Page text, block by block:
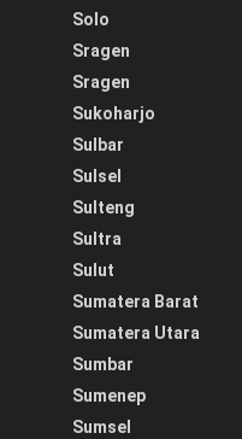
Solo
Sragen
Sragen
Sukoharjo
Sulbar
Sulsel
Sulteng
Sultra
Sulut
Sumatera Barat
Sumatera Utara
Sumbar
Sumenep
Sumsel